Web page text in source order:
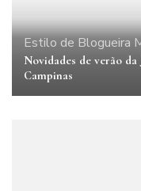
Estilo de Blogueira
Novidades de verão
Campinas